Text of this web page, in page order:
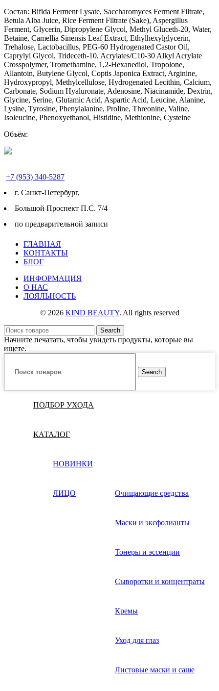
Состав: Bifida Ferment Lysate, Saccharomyces Ferment Filtrate,
Betula Alba Juice, Rice Ferment Filtrate (Sake), Aspergillus
Ferment, Glycerin, Dipropylene Glycol, Methyl Gluceth-20, Water,
Betaine, Camellia Sinensis Leaf Extract, Ethylhexylglycerin,
Trehalose, Lactobacillus, PEG-60 Hydrogenated Castor Oil,
Caprylyl Glycol, Trideceth-10, Acrylates/C10-30 Alkyl Acrylate
Crosspolymer, Tromethamine, 1,2-Hexanediol, Tropolone,
Allantoin, Butylene Glycol, Coptis Japonica Extract, Arginine,
Hydroxypropyl, Methylcellulose, Hydrogenated Lecithin, Calcium,
Carbonate, Sodium Hyaluronate, Adenosine, Niacinamide, Dextrin,
Glycine, Serine, Glutamic Acid, Aspartic Acid, Leucine, Alanine,
Lysine, Tyrosine, Phenylalanine, Proline, Threonine, Valine,
Isoleucine, Phenoxyethanol, Histidine, Methionine, Cysteine
Объём:
+7 (953) 340-5287
г. Cанкт-Петербург,
Большой Проспект П.С. 7/4
по предварительной записи
ГЛАВНАЯ
КОНТАКТЫ
БЛОГ
ИНФОРМАЦИЯ
О НАС
ЛОЯЛЬНОСТЬ
© 2026 KIND BEAUTY. All rights reserved
Search
Начните печатать, чтобы увидеть продукты, которые вы
ищете.
Search
ПОДБОР УХОДА
КАТАЛОГ
НОВИНКИ
ЛИЦО Очищающие средства
Маски и эксфолианты
Тонеры и эссенции
Сыворотки и концентраты
Кремы
Уход для глаз
Листовые маски и саше